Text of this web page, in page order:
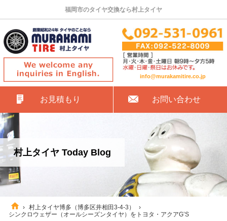
福岡市のタイヤ交換なら村上タイヤ
info@murakamitire.co.jp
お見積もり お問い合わせ
村上タイヤ Today Blog
› 村上タイヤ博多（博多区井相田3-4-3）
›
シンクロウェザー（オールシーズンタイヤ）をトヨタ・アクアG’S